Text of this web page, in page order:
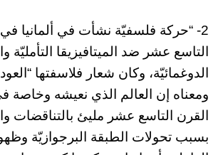
2- “حركة فلسفيّة نشأت في ألمانيا
التاسع عشر ضد الميتافيزيقا التأمليّة
الدوغمائيّة، وكان شعار فلاسفتها
ومعناه إن العالم الذي نعيشه
القرن التاسع عشر مليئ بالتناقضات
بسبب تحولات الطبقة البرجوازيّة